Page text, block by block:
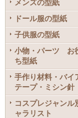
メンズの型紙
ドール服の型紙
子供服の型紙
小物・パーツ お
ち型紙
手作り材料・バイ
テープ・ミシン針
コスプレジャンル
ャラリスト